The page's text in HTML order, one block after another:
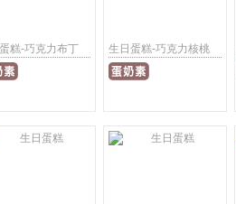
糕-巧克力布丁 生日蛋糕-巧克力核桃